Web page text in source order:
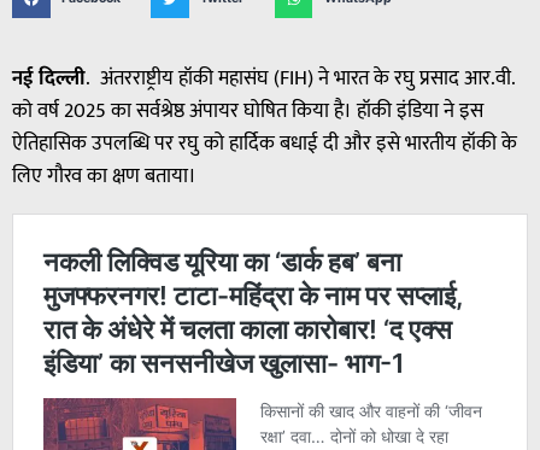
नई दिल्ली. अंतरराष्ट्रीय हॉकी महासंघ (FIH) ने भारत के रघु प्रसाद आर.वी.
को वर्ष 2025 का सर्वश्रेष्ठ अंपायर घोषित किया है। हॉकी इंडिया ने इस
ऐतिहासिक उपलब्धि पर रघु को हार्दिक बधाई दी और इसे भारतीय हॉकी के
लिए गौरव का क्षण बताया।